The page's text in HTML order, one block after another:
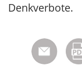
Denkverbote.